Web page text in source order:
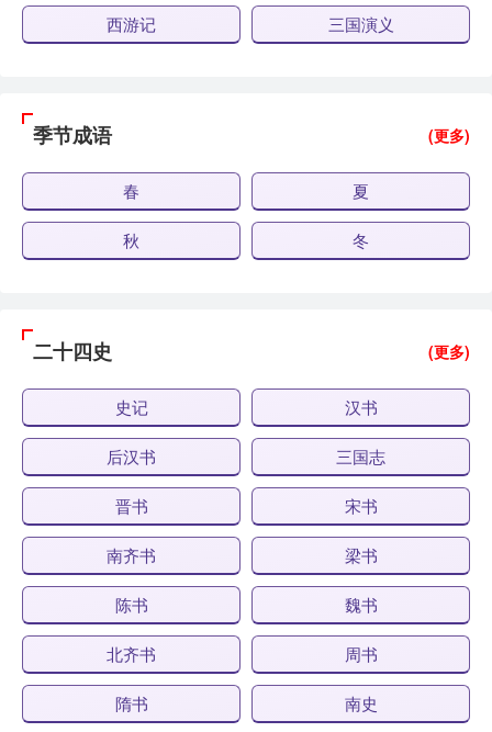
西游记 三国演义
季节成语 (更多)
春 夏
秋 冬
二十四史 (更多)
史记 汉书
后汉书 三国志
晋书 宋书
南齐书 梁书
陈书 魏书
北齐书 周书
隋书 南史